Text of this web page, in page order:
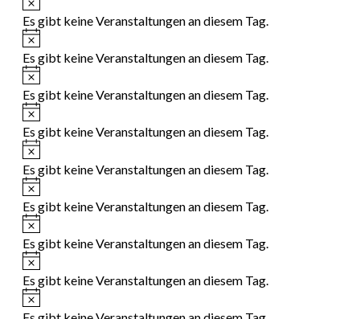
Es gibt keine Veranstaltungen an diesem Tag.
Hinweis
Es gibt keine Veranstaltungen an diesem Tag.
Hinweis
Es gibt keine Veranstaltungen an diesem Tag.
Hinweis
Es gibt keine Veranstaltungen an diesem Tag.
Hinweis
Es gibt keine Veranstaltungen an diesem Tag.
Hinweis
Es gibt keine Veranstaltungen an diesem Tag.
Hinweis
Es gibt keine Veranstaltungen an diesem Tag.
Hinweis
Es gibt keine Veranstaltungen an diesem Tag.
Hinweis